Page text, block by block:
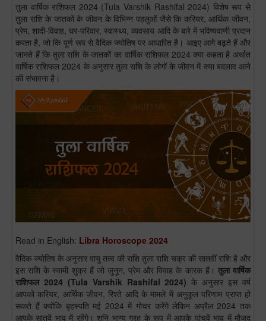
तुला वार्षिक राशिफल 2024 (Tula Varshik Rashifal 2024) विशेष रूप से
तुला राशि के जातकों के जीवन के विभिन्न पहलुओं जैसे कि करियर, आर्थिक जीवन,
प्रेम, शादी-विवाह, घर-परिवार, स्वास्थ्य, व्यवसाय आदि के बारे में भविष्यवाणी प्रदान
करता है, जो कि पूर्ण रूप से वैदिक ज्योतिष पर आधारित है। आइए आगे बढ़ते हैं और
जानते हैं कि तुला राशि के जातकों का वार्षिक राशिफल 2024 क्या कहता है अर्थात
वार्षिक राशिफल 2024 के अनुसार तुला राशि के लोगों के जीवन में क्या बदलाव आने
की संभावना है।
Read in English: Libra Horoscope 2024
वैदिक ज्योतिष के अनुसार वायु तत्व की राशि तुला राशि चक्र की सातवीं राशि है और
इस राशि के स्वामी शुक्र हैं जो जुनून, प्रेम और विवाह के कारक हैं। तुलावार्षिक
राशिफल 2024 (Tula Varshik Rashifal 2024)के अनुसार इस वर्ष
आपको करियर, आर्थिक जीवन, रिश्ते आदि के मामले में अनुकूल परिणाम प्राप्त हो
सकते हैं क्योंकि बृहस्पति मई 2024 में गोचर करेंगे लेकिन अप्रैल 2024 तक
आपके सातवें भाव में रहेंगे। शनि भाग्य ग्रह के रूप में आपके पांचवें भाव में मौजूद